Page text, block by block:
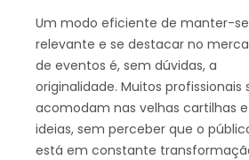
Um modo eficiente de manter-se
relevante e se destacar no
de eventos é, sem dúvidas, a
originalidade. Muitos profissionais
acomodam nas velhas cartilhas e
ideias, sem perceber que o
está em constante